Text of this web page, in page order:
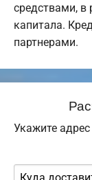
средствами, в
капитала.
партнерами.
Укажите